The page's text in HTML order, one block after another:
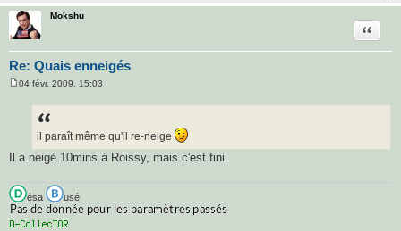
Mokshu
Re: Quais enneigés
e
04 févr. 2009, 15:03
il paraît même qu'il re-neige
Il a neigé 10mins à Roissy, mais c'est fini.
ésa usé